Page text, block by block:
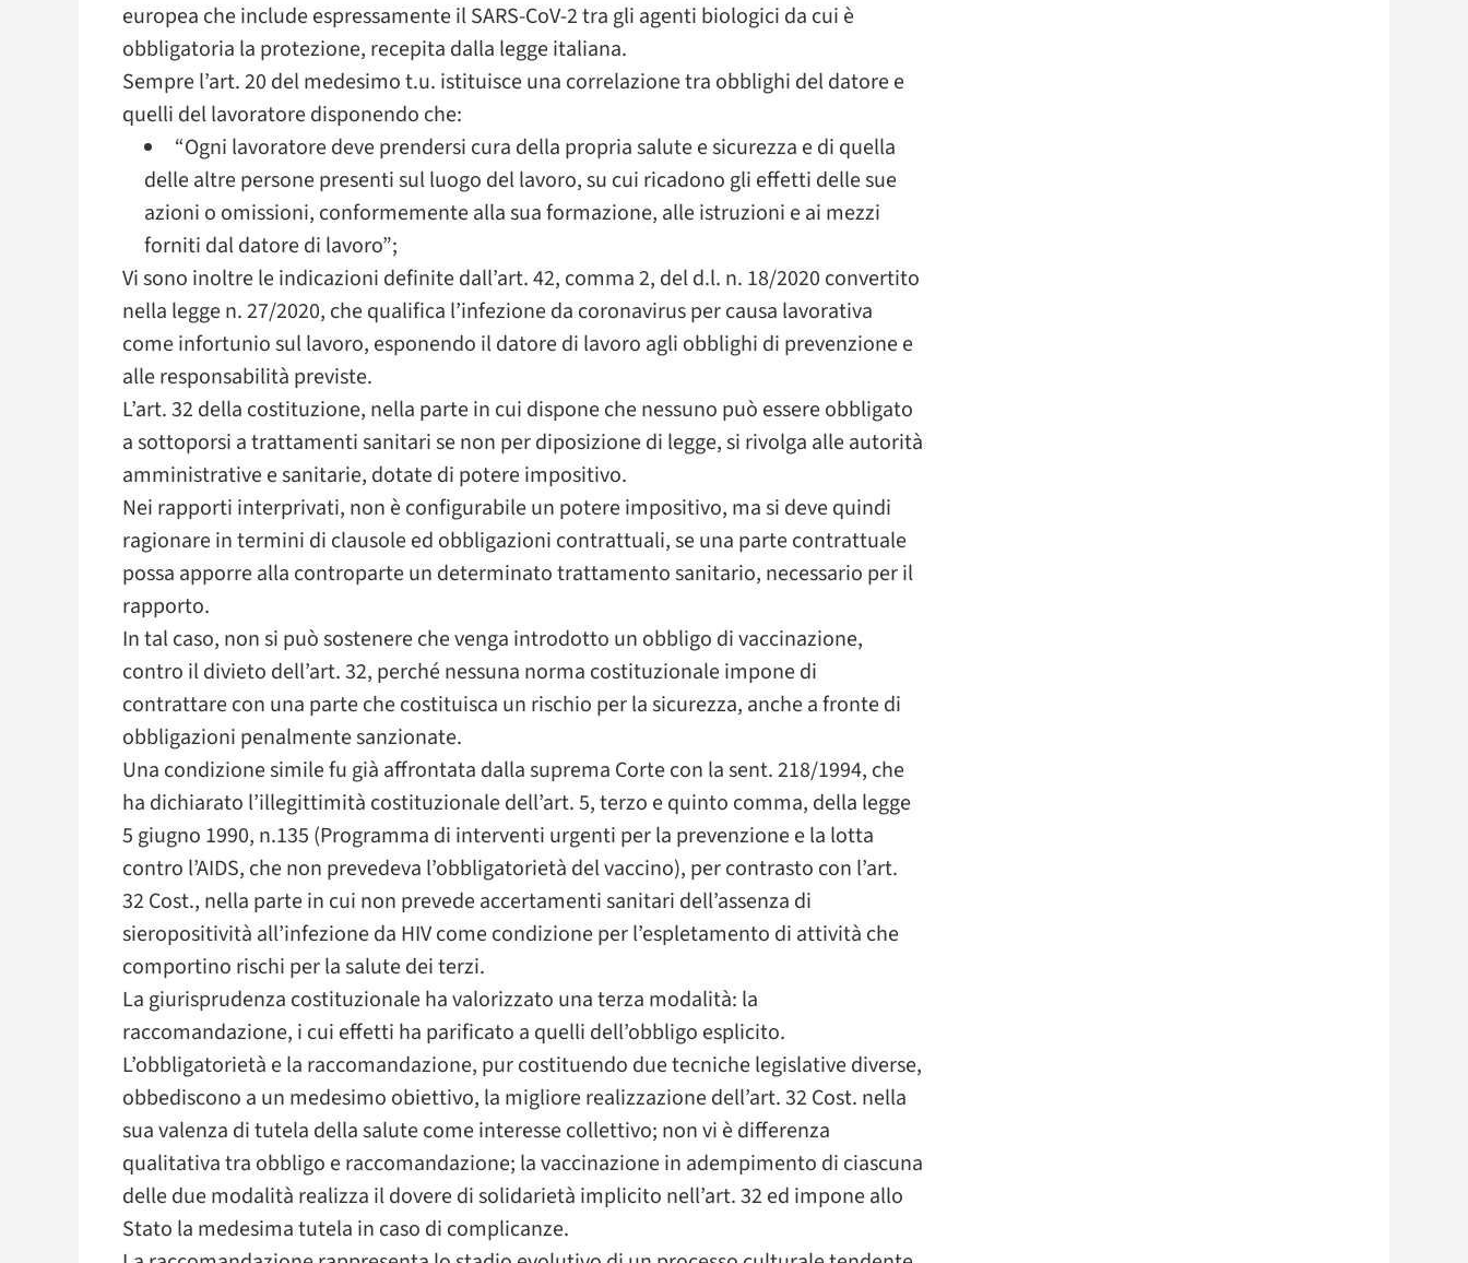
europea che include espressamente il SARS-CoV-2 tra gli agenti biologici da cui è
obbligatoria la protezione, recepita dalla legge italiana.
Sempre l’art. 20 del medesimo t.u. istituisce una correlazione tra obblighi del datore e
quelli del lavoratore disponendo che:
“Ogni lavoratore deve prendersi cura della propria salute e sicurezza e di quella
delle altre persone presenti sul luogo del lavoro, su cui ricadono gli effetti delle sue
azioni o omissioni, conformemente alla sua formazione, alle istruzioni e ai mezzi
forniti dal datore di lavoro”;
Vi sono inoltre le indicazioni definite dall’art. 42, comma 2, del d.l. n. 18/2020 convertito
nella legge n. 27/2020, che qualifica l’infezione da coronavirus per causa lavorativa
come infortunio sul lavoro, esponendo il datore di lavoro agli obblighi di prevenzione e
alle responsabilità previste.
L’art. 32 della costituzione, nella parte in cui dispone che nessuno può essere obbligato
a sottoporsi a trattamenti sanitari se non per diposizione di legge, si rivolga alle autorità
amministrative e sanitarie, dotate di potere impositivo.
Nei rapporti interprivati, non è configurabile un potere impositivo, ma si deve quindi
ragionare in termini di clausole ed obbligazioni contrattuali, se una parte contrattuale
possa apporre alla controparte un determinato trattamento sanitario, necessario per il
rapporto.
In tal caso, non si può sostenere che venga introdotto un obbligo di vaccinazione,
contro il divieto dell’art. 32, perché nessuna norma costituzionale impone di
contrattare con una parte che costituisca un rischio per la sicurezza, anche a fronte di
obbligazioni penalmente sanzionate.
Una condizione simile fu già affrontata dalla suprema Corte con la sent. 218/1994, che
ha dichiarato l’illegittimità costituzionale dell’art. 5, terzo e quinto comma, della legge
5 giugno 1990, n.135 (Programma di interventi urgenti per la prevenzione e la lotta
contro l’AIDS, che non prevedeva l’obbligatorietà del vaccino), per contrasto con l’art.
32 Cost., nella parte in cui non prevede accertamenti sanitari dell’assenza di
sieropositività all’infezione da HIV come condizione per l’espletamento di attività che
comportino rischi per la salute dei terzi.
La giurisprudenza costituzionale ha valorizzato una terza modalità: la
raccomandazione, i cui effetti ha parificato a quelli dell’obbligo esplicito.
L’obbligatorietà e la raccomandazione, pur costituendo due tecniche legislative diverse,
obbediscono a un medesimo obiettivo, la migliore realizzazione dell’art. 32 Cost. nella
sua valenza di tutela della salute come interesse collettivo; non vi è differenza
qualitativa tra obbligo e raccomandazione; la vaccinazione in adempimento di ciascuna
delle due modalità realizza il dovere di solidarietà implicito nell’art. 32 ed impone allo
Stato la medesima tutela in caso di complicanze.